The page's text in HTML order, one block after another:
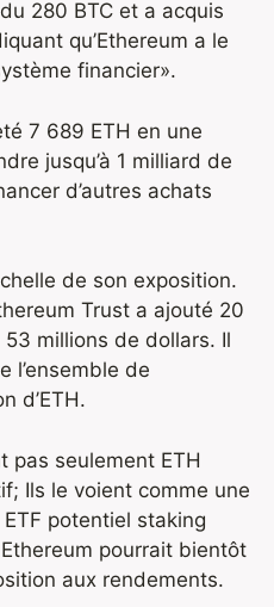
280 BTC et a acquis
qu’Ethereum a le
financier».
7 689 ETH en une
jusqu’à 1 milliard de
d’autres achats
de son exposition.
Trust a ajouté 20
53 millions de dollars. Il
l’ensemble de
d’ETH.
pas seulement ETH
Ils le voient comme une
potentiel staking
Ethereum pourrait bientôt
aux rendements.